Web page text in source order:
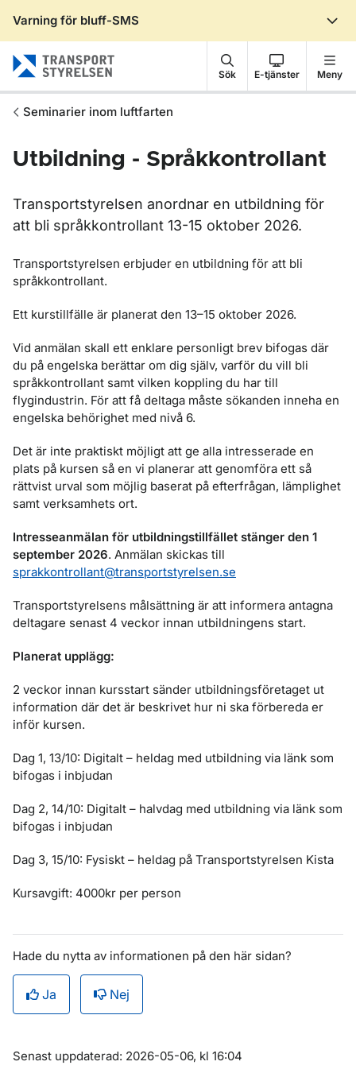
Varning för bluff-SMS
Sök E-tjänster Meny
Seminarier inom luftfarten
Utbildning - Språkkontrollant
Transportstyrelsen anordnar en utbildning för
att bli språkkontrollant 13-15 oktober 2026.
Transportstyrelsen erbjuder en utbildning för att bli
språkkontrollant.
Ett kurstillfälle är planerat den 13–15 oktober 2026.
Vid anmälan skall ett enklare personligt brev bifogas där
du på engelska berättar om dig själv, varför du vill bli
språkkontrollant samt vilken koppling du har till
flygindustrin. För att få deltaga måste sökanden inneha en
engelska behörighet med nivå 6.
Det är inte praktiskt möjligt att ge alla intresserade en
plats på kursen så en vi planerar att genomföra ett så
rättvist urval som möjlig baserat på efterfrågan, lämplighet
samt verksamhets ort.
Intresseanmälan för utbildningstillfället stänger den 1
september 2026. Anmälan skickas till
sprakkontrollant@transportstyrelsen.se
Transportstyrelsens målsättning är att informera antagna
deltagare senast 4 veckor innan utbildningens start.
Planerat upplägg:
2 veckor innan kursstart sänder utbildningsföretaget ut
information där det är beskrivet hur ni ska förbereda er
inför kursen.
Dag 1, 13/10: Digitalt – heldag med utbildning via länk som
bifogas i inbjudan
Dag 2, 14/10: Digitalt – halvdag med utbildning via länk som
bifogas i inbjudan
Dag 3, 15/10: Fysiskt – heldag på Transportstyrelsen Kista
Kursavgift: 4000kr per person
Hade du nytta av informationen på den här sidan?
Ja Nej
Om sidan
Senast uppdaterad: 2026-05-06, kl 16:04